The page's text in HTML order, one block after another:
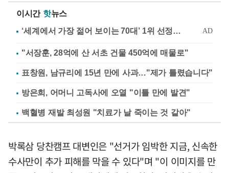
이시간 핫뉴스
"서장훈, 28억에 산 서초 건물 450억에 매물로"
표창원, 남규리에 15년 만에 사과…"제가 틀렸습니다"
방은희, 어머니 고독사에 오열 "이틀 만에 발견"
백혈병 재발 최성원 "치료가 날 죽이는 것 같아"
박록삼 당찬캠프 대변인은 "선거가 임박한 지금, 신속한
수사만이 추가 피해를 막을 수 있다"며 "이 이미지를 만